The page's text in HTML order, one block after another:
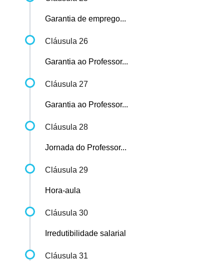
Garantia de emprego...
Cláusula 26
Garantia ao Professor...
Cláusula 27
Garantia ao Professor...
Cláusula 28
Jornada do Professor...
Cláusula 29
Hora-aula
Cláusula 30
Irredutibilidade salarial
Cláusula 31